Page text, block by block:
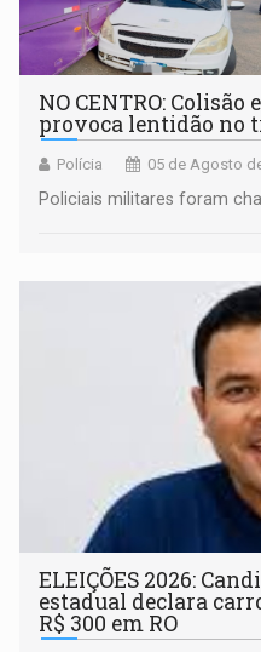
NO CENTRO:
provoca lentidão no
Polícia 05 de Agosto
Policiais militares foram
ELEIÇÕES 2026:
estadual declara
R$ 300 em RO